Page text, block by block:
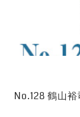
No.128 鶴山